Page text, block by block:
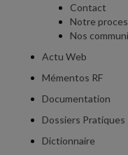
Contact
Notre
Nos
Actu Web
Mémentos RF
Documentation
Dossiers Pratiques
Dictionnaire